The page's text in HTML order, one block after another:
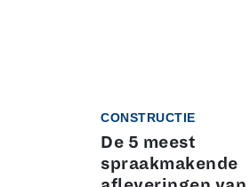
CONSTRUCTIE
De 5 meest
spraakmakende